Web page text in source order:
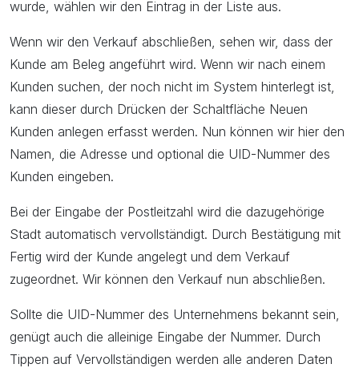
wurde, wählen wir den Eintrag in der Liste aus.
Wenn wir den Verkauf abschließen, sehen wir, dass der
Kunde am Beleg angeführt wird. Wenn wir nach einem
Kunden suchen, der noch nicht im System hinterlegt ist,
kann dieser durch Drücken der Schaltfläche Neuen
Kunden anlegen erfasst werden. Nun können wir hier den
Namen, die Adresse und optional die UID-Nummer des
Kunden eingeben.
Bei der Eingabe der Postleitzahl wird die dazugehörige
Stadt automatisch vervollständigt. Durch Bestätigung mit
Fertig wird der Kunde angelegt und dem Verkauf
zugeordnet. Wir können den Verkauf nun abschließen.
Sollte die UID-Nummer des Unternehmens bekannt sein,
genügt auch die alleinige Eingabe der Nummer. Durch
Tippen auf Vervollständigen werden alle anderen Daten